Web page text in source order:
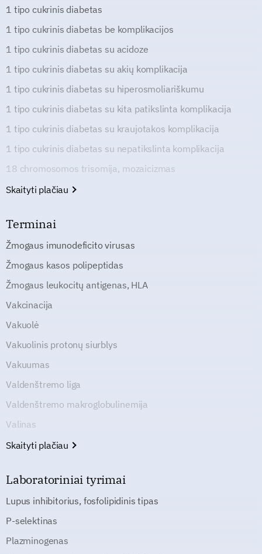
1 tipo cukrinis diabetas
1 tipo cukrinis diabetas be komplikacijos
1 tipo cukrinis diabetas su acidoze
1 tipo cukrinis diabetas su akių komplikacija
1 tipo cukrinis diabetas su hiperosmoliariškumu
1 tipo cukrinis diabetas su kita patikslinta komplikacija
1 tipo cukrinis diabetas su kraujotakos komplikacija
1 tipo cukrinis diabetas su nepatikslinta komplikacija
18 chromosomos trisomija, mozaicizmas
Skaityti plačiau
Terminai
Žmogaus imunodeficito virusas
Žmogaus kasos polipeptidas
Žmogaus leukocitų antigenas, HLA
Vakcinacija
Vakuolė
Vakuolinis protonų siurblys
Vakuumas
Valdenštremo liga
Valdenštremo makroglobulinemija
Valinas
Skaityti plačiau
Laboratoriniai tyrimai
Lupus inhibitorius, fosfolipidinis tipas
P-selektinas
Plazminogenas